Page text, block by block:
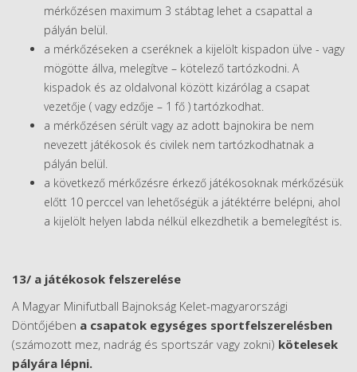
mérkőzésen maximum 3 stábtag lehet a csapattal a
pályán belül.
a mérkőzéseken a cseréknek a kijelölt kispadon ülve - vagy
mögötte állva, melegítve – kötelező tartózkodni. A
kispadok és az oldalvonal között kizárólag a csapat
vezetője ( vagy edzője – 1 fő ) tartózkodhat.
a mérkőzésen sérült vagy az adott bajnokira be nem
nevezett játékosok és civilek nem tartózkodhatnak a
pályán belül.
a következő mérkőzésre érkező játékosoknak mérkőzésük
előtt 10 perccel van lehetőségük a játéktérre belépni, ahol
a kijelölt helyen labda nélkül elkezdhetik a bemelegítést is.
13/ a játékosok felszerelése
A Magyar Minifutball Bajnokság Kelet-magyarországi
Döntőjében a csapatok egységes sportfelszerelésben
(számozott mez, nadrág és sportszár vagy zokni) kötelesek
pályára lépni.